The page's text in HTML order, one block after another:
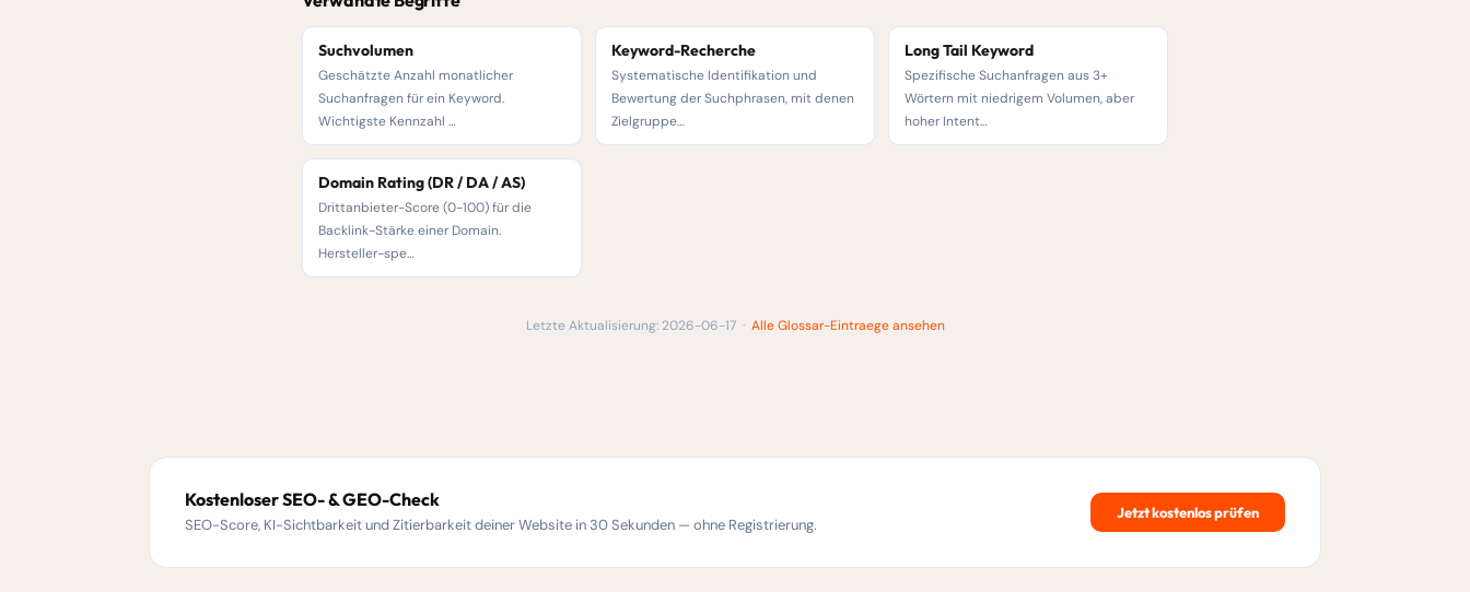
Suchvolumen
Geschätzte Anzahl monatlicher
Suchanfragen für ein Keyword.
Wichtigste Kennzahl …
Keyword-Recherche
Systematische Identifikation und
Bewertung der Suchphrasen, mit denen
Zielgruppe…
Long Tail Keyword
Spezifische Suchanfragen aus 3+
Wörtern mit niedrigem Volumen, aber
hoher Intent…
Domain Rating (DR / DA / AS)
Drittanbieter-Score (0-100) für die
Backlink-Stärke einer Domain.
Hersteller-spe…
Letzte Aktualisierung: 2026-06-17 · Alle Glossar-Eintraege ansehen
Kostenloser SEO- & GEO-Check
SEO-Score, KI-Sichtbarkeit und Zitierbarkeit deiner Website in 30 Sekunden — ohne Registrierung.
Jetzt kostenlos prüfen